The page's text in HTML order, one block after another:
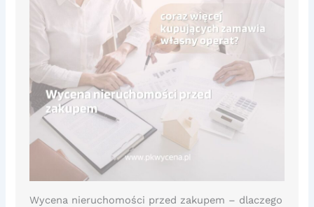
Wycena nieruchomości przed zakupem – dlaczego